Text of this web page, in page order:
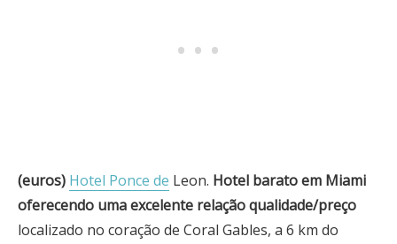
(euros) Hotel Ponce de Leon. Hotel barato em Miami
oferecendo uma excelente relação qualidade/preço
localizado no coração de Coral Gables, a 6 km do